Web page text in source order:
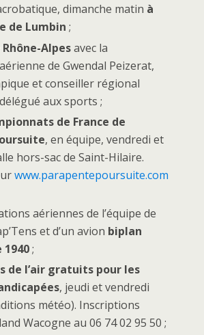
dimanche matin à
de Lumbin;
Alpesavec la
de Gwendal Peizerat,
et conseiller régional
aux sports ;
de France de
, en équipe, vendredi et
hors-sac de Saint-Hilaire.
www.parapentepoursuite.com
aériennes de l’équipe de
et d’un avion biplan
1940;
de l’air gratuits pour les
, jeudi et vendredi
météo). Inscriptions
Wacogne au 06 74 02 95 50 ;